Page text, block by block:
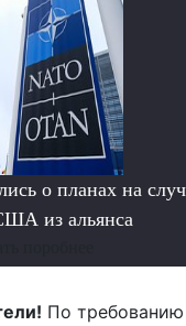
о планах на
из альянса
По